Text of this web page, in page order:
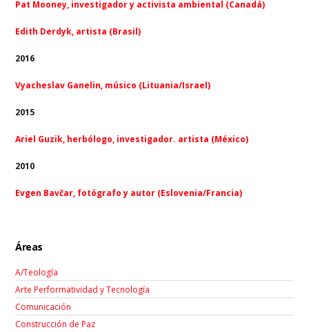
Pat Mooney, investigador y activista ambiental (Canadá)
Edith Derdyk, artista (Brasil)
2016
Vyacheslav Ganelin, músico (Lituania/Israel)
2015
Ariel Guzik, herbólogo, investigador. artista (México)
2010
Evgen Bavčar, fotógrafo y autor (Eslovenia/Francia)
Áreas
A/Teología
Arte Performatividad y Tecnología
Comunicación
Construcción de Paz